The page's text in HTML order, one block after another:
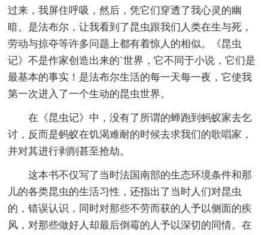
过来，我屏住呼吸，然后，凭它们穿透了我心灵的幽
暗。是法布尔，让我看到了昆虫跟我们人类在生与死，
劳动与掠夺等许多问题上都有着惊人的相似。《昆虫
记》不是作家创造出来的`世界，它不同于小说，它们是
最基本的事实！是法布尔生活的每一天每一夜，它使我
第一次进入了一个生动的昆虫世界。
在《昆虫记》中，没有了所谓的蝉跑到蚂蚁家去乞
讨，反而是蚂蚁在饥渴难耐的时候去求我们的歌唱家，
并对其进行剥削甚至抢劫。
这本书不仅写了当时法国南部的生态环境条件和那
儿的各类昆虫的生活习性，还指出了当时人们对昆虫
的，错误认识，同时对那些不劳而获的人予以侧面的疾
风，对那些做好人却最后倒霉的人予以深切的同情。在